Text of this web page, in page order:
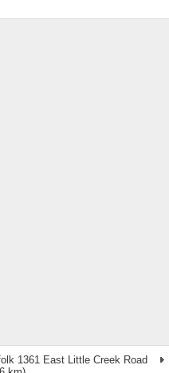
1361 East Little Creek Road